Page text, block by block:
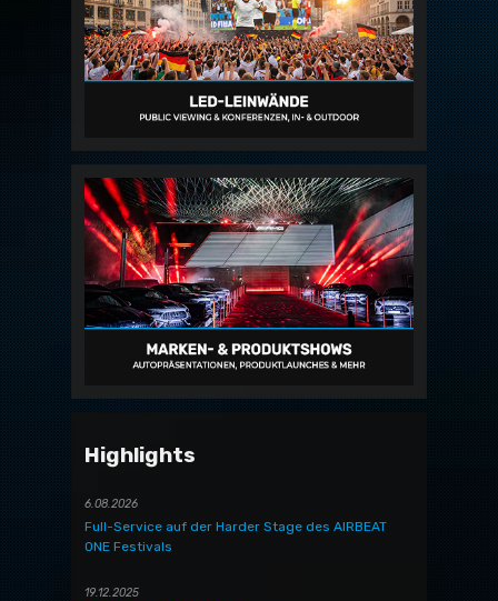
Highlights
6.08.2026
Full-Service auf der Harder Stage des AIRBEAT
ONE Festivals
19.12.2025